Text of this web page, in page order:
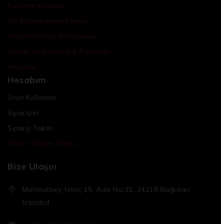
Kullanım Koşulları
Ön Bilgilendirme Formu
Mesafeli Satış Sözleşmesi
Gizlilik Sözleşmesi & Politikası
Hesabım
Hesabım
Ürün Kullanımı
Siparişler
Sipariş Takibi
Tamir / Bakım Takibi
Bize Ulaşın
Mahmutbey, İstoç 15. Ada No:31, 34218 Bağcılar/
İstanbul